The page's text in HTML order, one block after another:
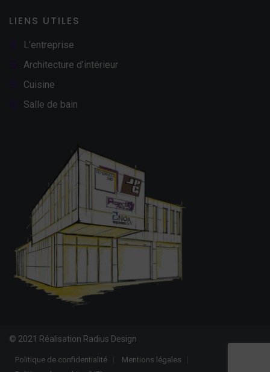
LIENS UTILES
L’entreprise
Architecture d’intérieur
Cuisine
Salle de bain
© 2021 Réalisation Radius Design
Politique de confidentialité
Mentions légales